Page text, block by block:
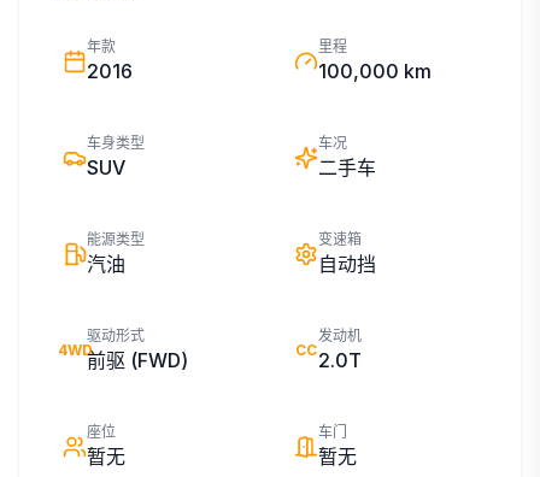
年款
2016
里程
100,000 km
车身类型
SUV
车况
二手车
能源类型
汽油
变速箱
自动挡
4WD
驱动形式
前驱 (FWD) CC
发动机
2.0T
座位
暂无
车门
暂无